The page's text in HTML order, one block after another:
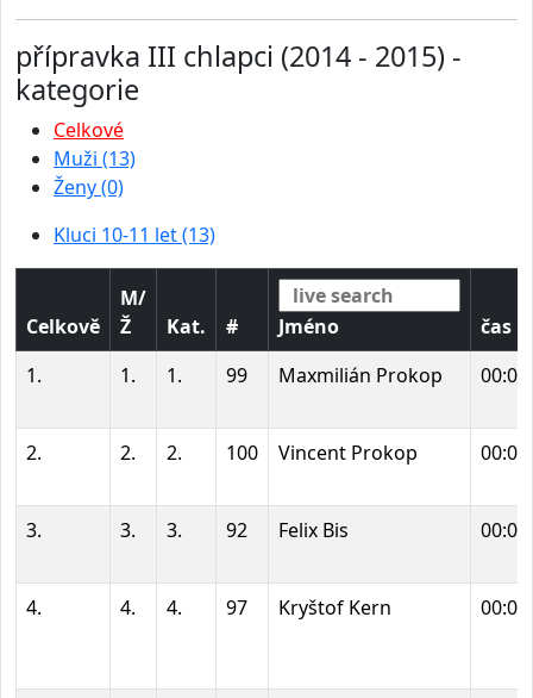
přípravka III chlapci (2014 - 2015) -
kategorie
Celkové
Muži (13)
Ženy (0)
Kluci 10-11 let (13)
Celkově
M/
Ž
Kat. # Jméno
čas
1.
1. 1. 99 Maxmilián Prokop
2. 2. 2. 100 Vincent Prokop
3. 3. 3. 92 Felix Bis
4. 4. 4. 97 Kryštof Kern